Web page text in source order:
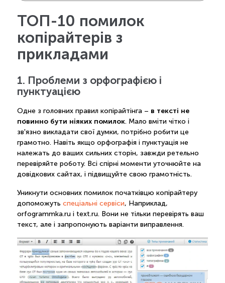
ТОП-10 помилок
копірайтерів з
прикладами
1. Проблеми з орфографією і
пунктуацією
Одне з головних правил копірайтінга – в тексті не
повинно бути ніяких помилок. Мало вміти чітко і
зв'язно викладати свої думки, потрібно робити це
грамотно. Навіть якщо орфографія і пунктуація не
належать до ваших сильних сторін, завжди ретельно
перевіряйте роботу. Всі спірні моменти уточнюйте на
довідкових сайтах, і підвищуйте свою грамотність.
Уникнути основних помилок початківцю копірайтеру
допоможуть спеціальні сервіси, Наприклад,
orfogrammka.ru і text.ru. Вони не тільки перевірять ваш
текст, але і запропонують варіанти виправлення.